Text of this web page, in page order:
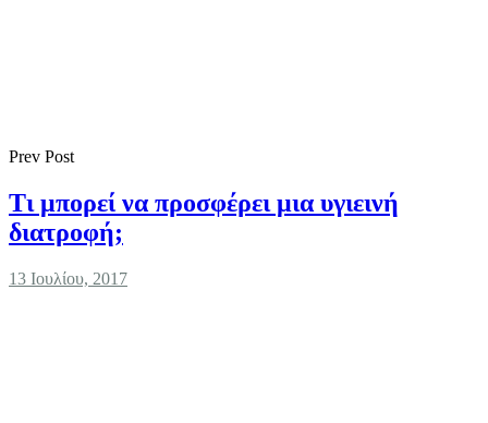
Prev Post
Τι μπορεί να προσφέρει μια υγιεινή
διατροφή;
13 Ιουλίου, 2017